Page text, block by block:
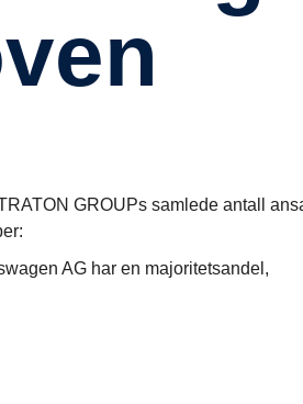
GROUPs samlede antall
AG har en majoritetsandel,